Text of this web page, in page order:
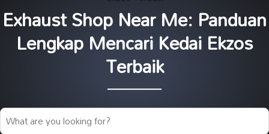
Exhaust Shop Near Me: Panduan
Lengkap Mencari Kedai Ekzos
Terbaik